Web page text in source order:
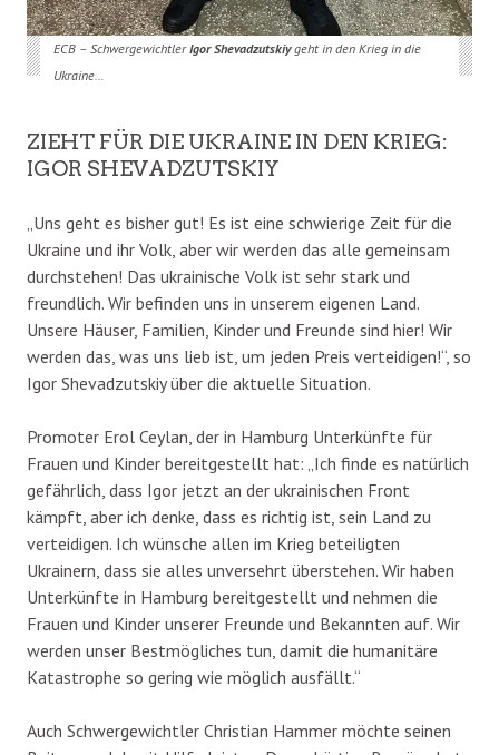
ECB – SchwergewichtlerIgor Shevadzutskiygeht in den Krieg in die
Ukraine…
ZIEHT FÜR DIE UKRAINE IN DEN KRIEG:
IGOR SHEVADZUTSKIY
„Uns geht es bisher gut! Es ist eine schwierige Zeit für die
Ukraine und ihr Volk, aber wir werden das alle gemeinsam
durchstehen! Das ukrainische Volk ist sehr stark und
freundlich. Wir befinden uns in unserem eigenen Land.
Unsere Häuser, Familien, Kinder und Freunde sind hier! Wir
werden das, was uns lieb ist, um jeden Preis verteidigen!“, so
Igor Shevadzutskiy über die aktuelle Situation.
Promoter Erol Ceylan, der in Hamburg Unterkünfte für
Frauen und Kinder bereitgestellt hat: „Ich finde es natürlich
gefährlich, dass Igor jetzt an der ukrainischen Front
kämpft, aber ich denke, dass es richtig ist, sein Land zu
verteidigen. Ich wünsche allen im Krieg beteiligten
Ukrainern, dass sie alles unversehrt überstehen. Wir haben
Unterkünfte in Hamburg bereitgestellt und nehmen die
Frauen und Kinder unserer Freunde und Bekannten auf. Wir
werden unser Bestmögliches tun, damit die humanitäre
Katastrophe so gering wie möglich ausfällt.“
Auch Schwergewichtler Christian Hammer möchte seinen